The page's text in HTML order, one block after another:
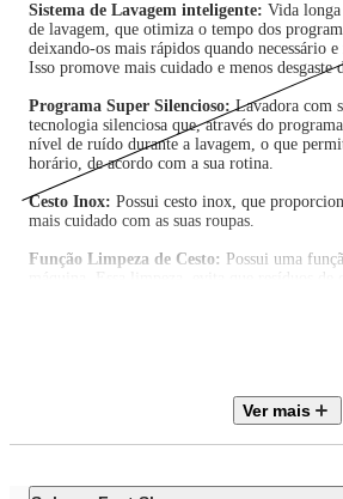
Sistema de Lavagem inteligente: Vida longa
de lavagem, que otimiza o tempo dos
deixando-os mais rápidos quando necessário
Isso promove mais cuidado e menos desgaste
Programa Super Silencioso:Lavadora com
tecnologia silenciosa que, através do
nível de ruído durante a lavagem, o que
horário, de acordo com a sua rotina.
Cesto Inox: Possui cesto inox, que
mais cuidado com as suas roupas.
Função Limpeza de Cesto: Possui uma
máquina. Essa limpeza, evita que resíduos de
Função que permite
máquina através de uma única tecla.
melhorando o desempenho da lavagem.
Ver mais